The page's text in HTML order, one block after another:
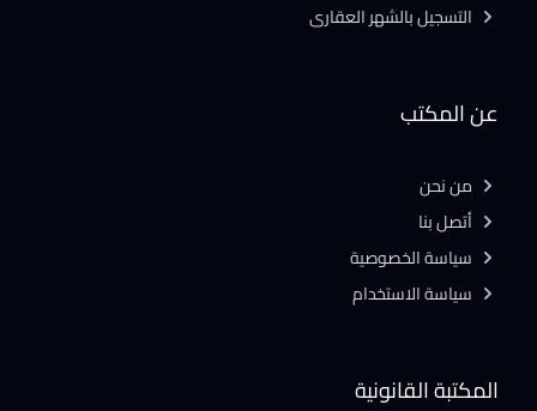
المكتبة القانونية
عن المكتب
من نحن
أتصل بنا
سياسة الخصوصية
سياسة الاستخدام
التسجيل بالشهر العقارى